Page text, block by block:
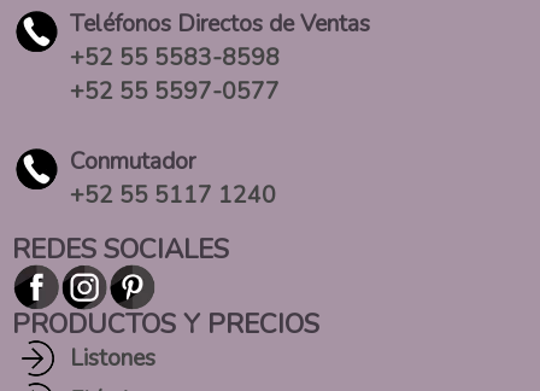
Teléfonos Directos de Ventas
+52 55 5583-8598
+52 55 5597-0577
Conmutador
+52 55 5117 1240
REDES SOCIALES
PRODUCTOS Y PRECIOS
Listones